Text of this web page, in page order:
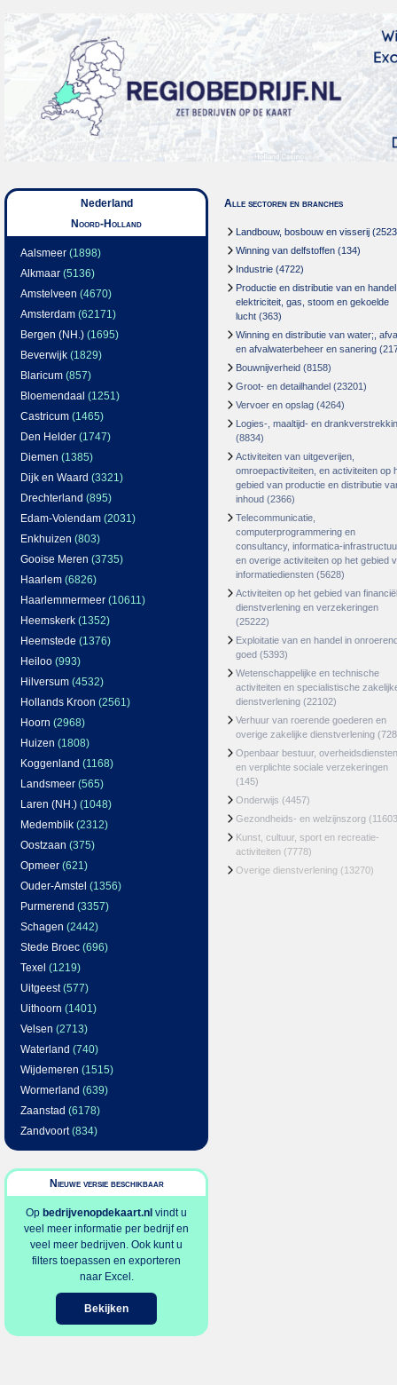
Nederland
Noord-Holland
Aalsmeer (1898)
Alkmaar (5136)
Amstelveen (4670)
Amsterdam (62171)
Bergen (NH.) (1695)
Beverwijk (1829)
Blaricum (857)
Bloemendaal (1251)
Castricum (1465)
Den Helder (1747)
Diemen (1385)
Dijk en Waard (3321)
Drechterland (895)
Edam-Volendam (2031)
Enkhuizen (803)
Gooise Meren (3735)
Haarlem (6826)
Haarlemmermeer (10611)
Heemskerk (1352)
Heemstede (1376)
Heiloo (993)
Hilversum (4532)
Hollands Kroon (2561)
Hoorn (2968)
Huizen (1808)
Koggenland (1168)
Landsmeer (565)
Laren (NH.) (1048)
Medemblik (2312)
Oostzaan (375)
Opmeer (621)
Ouder-Amstel (1356)
Purmerend (3357)
Schagen (2442)
Stede Broec (696)
Texel (1219)
Uitgeest(577)
Uithoorn (1401)
Velsen (2713)
Waterland (740)
Wijdemeren (1515)
Wormerland (639)
Zaanstad (6178)
Zandvoort(834)
Nieuwe versie beschikbaar
Op bedrijvenopdekaart.nl vindt u
veel meer informatie per bedrijf en
veel meer bedrijven. Ook kunt u
filters toepassen en exporteren
naar Excel.
Bekijken
Alle sectoren en branches
Landbouw, bosbouw en visserij
Winning van delfstoffen (134)
Industrie (4722)
Productie en distributie van en
elektriciteit, gas, stoom en gekoelde
lucht (363)
Winning en distributie van water;,
en afvalwaterbeheer en sanering
Bouwnijverheid (8158)
Groot- en detailhandel (23201)
Vervoer en opslag (4264)
Logies-, maaltijd- en
(8834)
Activiteiten van uitgeverijen,
omroepactiviteiten, en activiteiten op
gebied van productie en distributie
inhoud (2366)
Telecommunicatie,
computerprogrammering en
consultancy, informatica-
en overige activiteiten op het gebied
informatiediensten (5628)
Activiteiten op het gebied van
dienstverlening en verzekeringen
(25222)
Exploitatie van en handel in
goed (5393)
Wetenschappelijke en technische
activiteiten en specialistische
dienstverlening (22102)
Verhuur van roerende goederen en
overige zakelijke dienstverlening
Openbaar bestuur, overheidsdiensten
en verplichte sociale verzekeringen
(145)
Onderwijs (4457)
Gezondheids- en welzijnszorg
Kunst, cultuur, sport en recreatie-
activiteiten (7778)
Overige dienstverlening (13270)